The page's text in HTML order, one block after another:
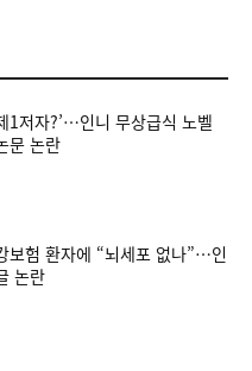
1저자?’…인니 무상급식 노벨
문 논란
보험 환자에 “뇌세포 없나”…인
논란